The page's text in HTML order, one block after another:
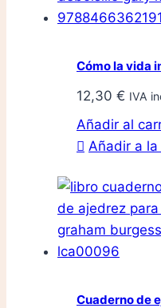
Cómo la vida
12,30 € IVA
Añadir al
Añadir a
Cuaderno de